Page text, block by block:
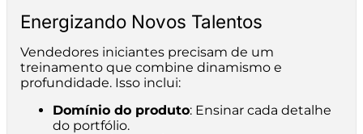
Energizando Novos Talentos
Vendedores iniciantes precisam de um
treinamento que combine dinamismo e
profundidade. Isso inclui:
Domínio do produto: Ensinar cada detalhe
do portfólio.